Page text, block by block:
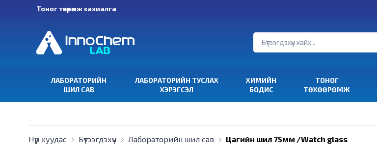
Тоног төхөөрөмж захиалга
ЛАБОРАТОРИЙН
ШИЛ САВ
ЛАБОРАТОРИЙН ТУСЛАХ
ХЭРЭГСЭЛ
ХИМИЙН
БОДИС
ТОНОГ
ТӨХӨӨРӨМЖ
Нүүр хуудас Бүтээгдэхүүн Лабораторийн шил сав Цагийн шил 75мм /Watch glass